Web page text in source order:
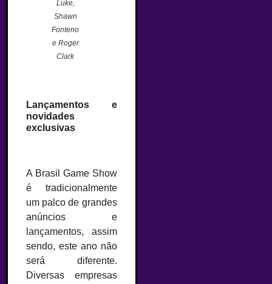
Luke,
Shawn
Fonteno
e Roger
Clark
Lançamentos e
novidades
exclusivas
A Brasil Game Show
é tradicionalmente
um palco de grandes
anúncios e
lançamentos, assim
sendo, este ano não
será diferente.
Diversas empresas